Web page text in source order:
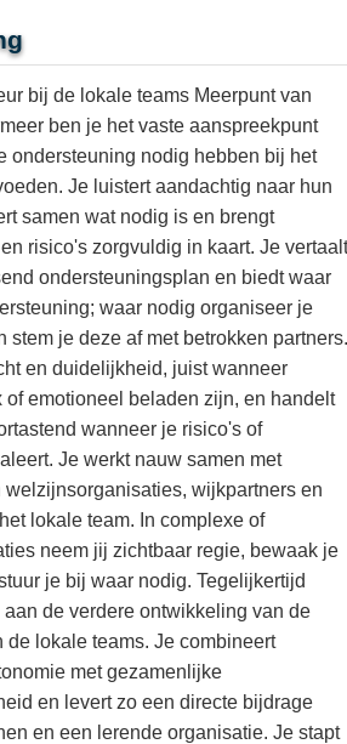
bij de lokale teams Meerpunt van
ben je het vaste aanspreekpunt
ondersteuning nodig hebben bij het
Je luistert aandachtig naar hun
samen wat nodig is en brengt
risico's zorgvuldig in kaart. Je vertaalt
ondersteuningsplan en biedt waar
waar nodig organiseer je
stem je deze af met betrokken partners.
en duidelijkheid, juist wanneer
of emotioneel beladen zijn, en handelt
wanneer je risico's of
Je werkt nauw samen met
welzijnsorganisaties, wijkpartners en
lokale team. In complexe of
neem jij zichtbaar regie, bewaak je
je bij waar nodig. Tegelijkertijd
de verdere ontwikkeling van de
lokale teams. Je combineert
met gezamenlijke
en levert zo een directe bijdrage
en een lerende organisatie. Je stapt